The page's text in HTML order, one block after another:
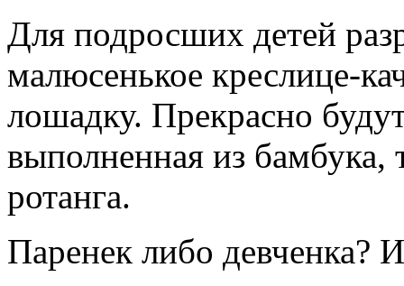
Для подросших детей
малюсенькое креслице-
лошадку. Прекрасно
выполненная из бамбука,
ротанга.
Паренек либо девченка?